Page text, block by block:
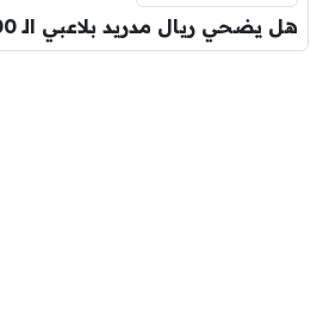
هل يضحي ريال مدريد بلاعبي الـ 100 مليون ؟